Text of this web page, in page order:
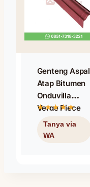
Genteng Aspal
Atap Bitumen
Onduvilla
Verge Piece
Shaded Red /
Nok Samping